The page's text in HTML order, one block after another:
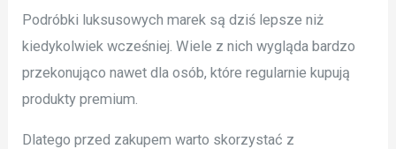
Podróbki luksusowych marek są dziś lepsze niż
kiedykolwiek wcześniej. Wiele z nich wygląda bardzo
przekonująco nawet dla osób, które regularnie kupują
produkty premium.
Dlatego przed zakupem warto skorzystać z